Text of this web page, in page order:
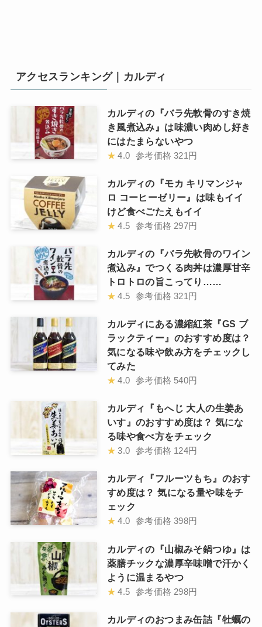
アクセスランキング｜カルディ
カルディの『バラ先軟骨のすき焼
き風煮込み』は味濃い肉めし好き
にはたまらないやつ
★ 4.0 参考価格 321円
カルディの『モカ キリマンジャ
ロ コーヒーゼリー』は味もイイ
けど食べごたえもイイ
★ 4.5 参考価格 297円
カルディの『バラ先軟骨のワイン
煮込み』でつくる肉丼は濃厚甘辛
トロトロの旨こってり……
★ 4.5 参考価格 321円
カルディにある濃縮紅茶『GS ブ
ラックティー』のおすすめ度は？
気になる味や飲み方をチェックし
てみた
★ 4.0 参考価格 540円
カルディ『もへじ 大人の生姜あ
いす』のおすすめ度は？ 気にな
る味や食べ方をチェック
★ 3.0 参考価格 124円
カルディ『フルーツもち』のおす
すめ度は？ 気になる量や味をチ
ェック
★ 4.0 参考価格 398円
カルディの『山椒みそ鍋つゆ』は
薬膳チックな濃厚辛味噌で汗かく
ように温まるやつ
★ 4.5 参考価格 298円
カルディのおつまみ缶詰『牡蠣の